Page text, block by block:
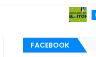
GERAL
FACEBOOK